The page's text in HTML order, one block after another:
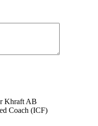
Khraft AB
Coach (ICF)